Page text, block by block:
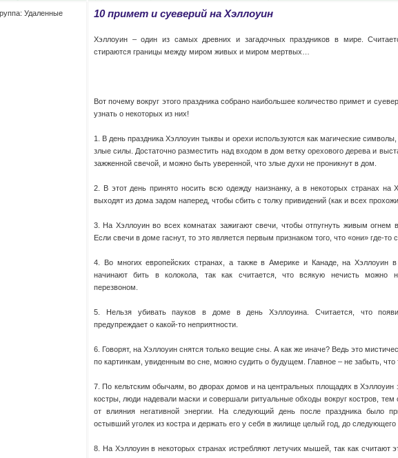
Удаленные 10 примет и суеверий на Хэллоуин
Хэллоуин – один из самых древних и загадочных праздников в мире.
стираются границы между миром живых и миром мертвых…
Вот почему вокруг этого праздника собрано наибольшее количество примет и
узнать о некоторых из них!
1. В день праздника Хэллоуин тыквы и орехи используются как магические символы,
злые силы. Достаточно разместить над входом в дом ветку орехового дерева и
зажженной свечой, и можно быть уверенной, что злые духи не проникнут в дом.
2. В этот день принято носить всю одежду наизнанку, а в некоторых странах на
выходят из дома задом наперед, чтобы сбить с толку привидений (как и всех
3. На Хэллоуин во всех комнатах зажигают свечи, чтобы отпугнуть живым огнем
Если свечи в доме гаснут, то это является первым признаком того, что «они» где-то
4. Во многих европейских странах, а также в Америке и Канаде, на Хэллоуин в
начинают бить в колокола, так как считается, что всякую нечисть можно
перезвоном.
5. Нельзя убивать пауков в доме в день Хэллоуина. Считается, что
предупреждает о какой-то неприятности.
6. Говорят, на Хэллоуин снятся только вещие сны. А как же иначе? Ведь это
по картинкам, увиденным во сне, можно судить о будущем. Главное – не забыть, что
7. По кельтским обычаям, во дворах домов и на центральных площадях в Хэллоуин
костры, люди надевали маски и совершали ритуальные обходы вокруг костров,
от влияния негативной энергии. На следующий день после праздника было
остывший уголек из костра и держать его у себя в жилище целый год, до следующего
8. На Хэллоуин в некоторых странах истребляют летучих мышей, так как считают